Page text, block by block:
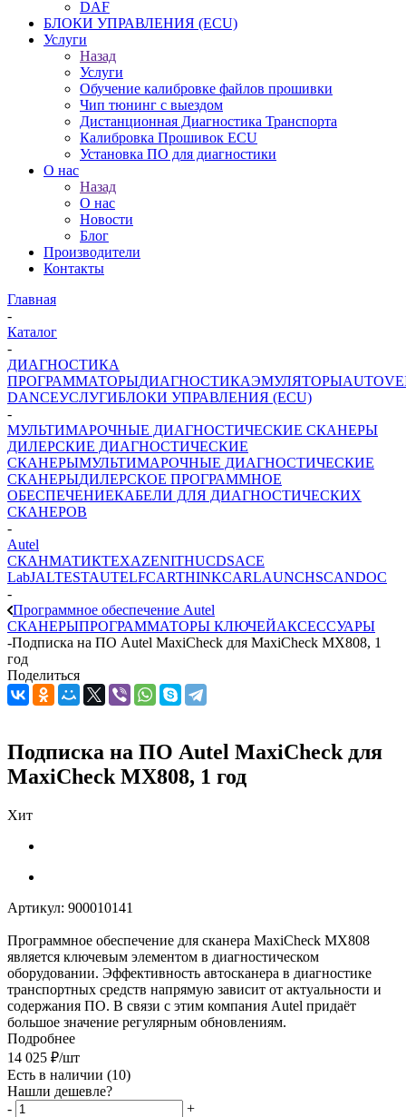
DAF
БЛОКИ УПРАВЛЕНИЯ (ECU)
Услуги
Назад
Услуги
Обучение калибровке файлов прошивки
Чип тюнинг с выездом
Дистанционная Диагностика Транспорта
Калибровка Прошивок ECU
Установка ПО для диагностики
О нас
Назад
О нас
Новости
Блог
Производители
Контакты
Главная
-
Каталог
-
ДИАГНОСТИКА
ПРОГРАММАТОРЫДИАГНОСТИКАЭМУЛЯТОРЫ
DANCEУСЛУГИБЛОКИ УПРАВЛЕНИЯ (ECU)
-
МУЛЬТИМАРОЧНЫЕ ДИАГНОСТИЧЕСКИЕ СКАНЕРЫ
ДИЛЕРСКИЕ ДИАГНОСТИЧЕСКИЕ
СКАНЕРЫМУЛЬТИМАРОЧНЫЕ ДИАГНОСТИЧЕСКИЕ
СКАНЕРЫДИЛЕРСКОЕ ПРОГРАММНОЕ
ОБЕСПЕЧЕНИЕКАБЕЛИ ДЛЯ ДИАГНОСТИЧЕСКИХ
СКАНЕРОВ
-
Autel
СКАНМАТИКTEXAZENITHUCDSACE
LabJALTESTAUTELFCARTHINKCARLAUNCHSCANDOC
-
Программное обеспечение Autel
СКАНЕРЫПРОГРАММАТОРЫ КЛЮЧЕЙАКСЕССУАРЫ
-Подписка на ПО Autel MaxiCheck для MaxiCheck MX808, 1
год
Поделиться
Подписка на ПО Autel MaxiCheck для
MaxiCheck MX808, 1 год
Хит
Артикул: 900010141
Программное обеспечение для сканера MaxiCheck MX808
является ключевым элементом в диагностическом
оборудовании. Эффективность автосканера в диагностике
транспортных средств напрямую зависит от актуальности и
содержания ПО. В связи с этим компания Autel придаёт
большое значение регулярным обновлениям.
Подробнее
14 025 ₽/шт
Есть в наличии (10)
Нашли дешевле?
-
+